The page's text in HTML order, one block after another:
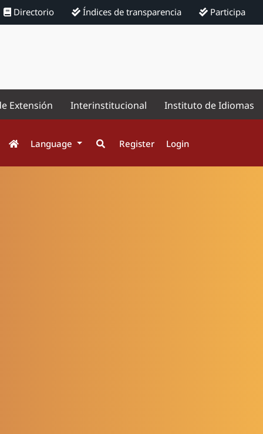
Directorio Índices de transparencia Participa
Extensión Interinstitucional Instituto de Idiomas
Language Register Login